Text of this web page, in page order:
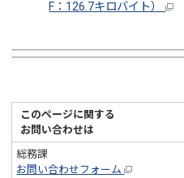
F：126.7キロバイト）
このページに関する
お問い合わせは
総務課
お問い合わせフォーム